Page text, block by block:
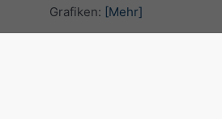
Grafiken: [Mehr]